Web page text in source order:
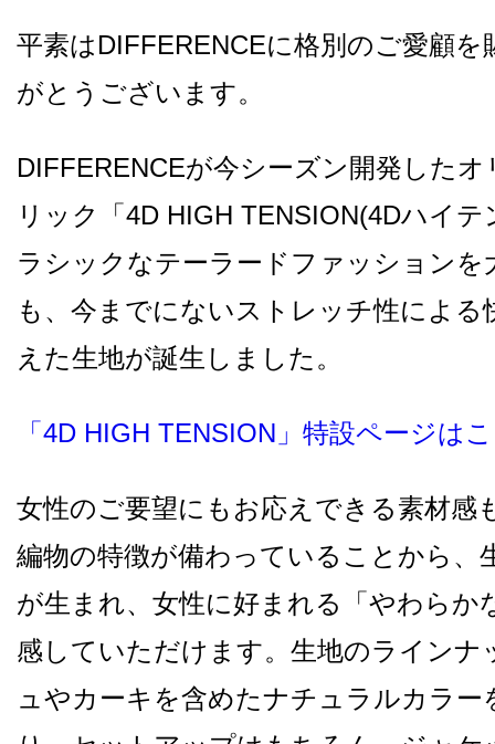
平素はDIFFERENCEに格別のご愛顧を
がとうございます。
DIFFERENCEが今シーズン開発した
リック「4D HIGH TENSION(4Dハイ
ラシックなテーラードファッションを
も、今までにないストレッチ性による
えた生地が誕生しました。
「4D HIGH TENSION」特設ページは
女性のご要望にもお応えできる素材感
編物の特徴が備わっていることから、
が生まれ、女性に好まれる「やわらか
感していただけます。生地のラインナ
ュやカーキを含めたナチュラルカラー